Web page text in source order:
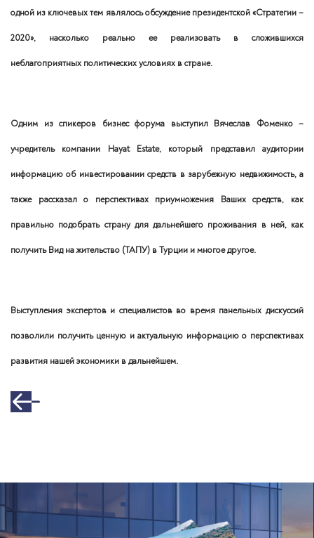
одной из ключевых тем являлось обсуждение президентской «Стратегии –
2020», насколько реально ее реализовать в сложившихся
неблагоприятных политических условиях в стране.
Одним из спикеров бизнес форума выступил Вячеслав Фоменко –
учредитель компании Hayat Estate, который представил аудитории
информацию об инвестировании средств в зарубежную недвижимость, а
также рассказал о перспективах приумножения Ваших средств, как
правильно подобрать страну для дальнейшего проживания в ней, как
получить Вид на жительство (ТАПУ) в Турции и многое другое.
Выступления экспертов и специалистов во время панельных дискуссий
позволили получить ценную и актуальную информацию о перспективах
развития нашей экономики в дальнейшем.